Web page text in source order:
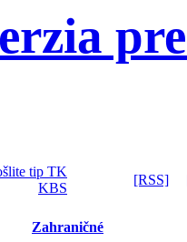
tip TK
KBS
[RSS]
Zahraničné